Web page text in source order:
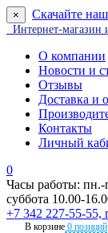
× Скачайте
Интернет-магазин
О компании
Новости и
Отзывы
Доставка и
Контакты
Личный
0
Часы работы: пн.-
суббота 10.00-
+7 342 227-55-55,
В корзине 0 позиций